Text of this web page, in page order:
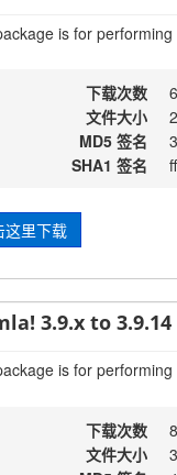
is for
下载次数
文件大小
MD5 签名
SHA1 签名
这里下载
3.9.x to
is for
下载次数
文件大小